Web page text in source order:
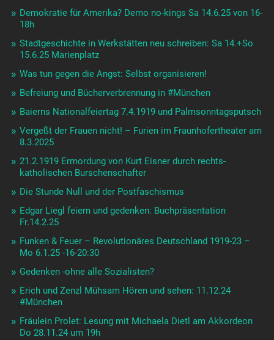
Demokratie für Amerika? Demo no-kings Sa 14.6.25 von 16-
18h
Stadtgeschichte in Werkstätten neu schreiben: Sa 14.+So
15.6.25 Marienplatz
Was tun gegen die Angst: Selbst organisieren!
Befreiung und Bücherverbrennung in #München
Baierns Nationalfeiertag 7.4.1919 und Palmsonntagsputsch
Vergeßt der Frauen nicht! – Furien im Fraunhofertheater am
8.3.2025
21.2.1919 Ermordung von Kurt Eisner durch rechts-
katholischen Burschenschafter
Die Stunde Null und der Postfaschismus
Edgar Liegl feiern und gedenken: Buchpräsentation
Fr.14.2.25
Funken & Feuer – Revolutionäres Deutschland 1919-23 –
Mo 6.1.25 -16-20:30
Gedenken -ohne alle Sozialisten?
Erich und Zenzl Mühsam Hören und sehen: 11.12.24
#München
Fräulein Prolet: Lesung mit Michaela Dietl am Akkordeon
Do 28.11.24 um 19h